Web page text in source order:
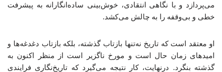
می‌پردازد و با نگاهی انتقادی، خوش‌بینی ساده‌انگارانه به پیشرفت
خطی و بی‌وقفه را به چالش می‌کشد.
او معتقد است که تاریخ نه‌تنها بازتاب گذشته، بلکه بازتاب دغدغه‌ها و
امیدهای زمان حال است و مورخ ناگزیر است از منظر اکنون به
گذشته بنگرد. درنهایت، کار نتیجه می‌گیرد که تاریخ‌نگاری فرایندی